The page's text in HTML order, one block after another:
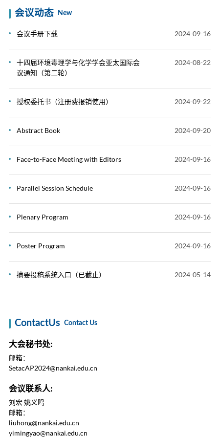
会议动态 New
会议手册下载 2024-09-16
十四届环境毒理学与化学学会亚太国际会
议通知（第二轮）
2024-08-22
授权委托书（注册费报销使用） 2024-09-22
Abstract Book 2024-09-20
Face-to-Face Meeting with Editors 2024-09-16
Parallel Session Schedule 2024-09-16
Plenary Program 2024-09-16
Poster Program 2024-09-16
摘要投稿系统入口（已截止） 2024-05-14
ContactUs Contact Us
大会秘书处:
邮箱：
SetacAP2024@nankai.edu.cn
会议联系人:
刘宏 姚义鸣
邮箱：
liuhong@nankai.edu.cn
yimingyao@nankai.edu.cn